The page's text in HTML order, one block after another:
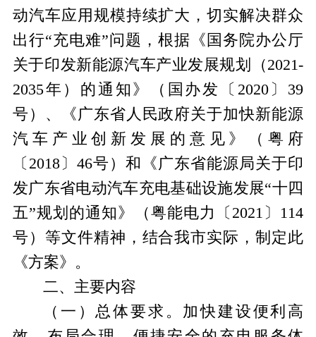
动汽车应用规模持续扩大，切实解决群众
出行“充电难”问题 ，根据《国务院办公厅
关于印发新能源汽车产业发展规划（2021-
2035年）的通知》（国办发〔2020〕39
号） 、
《广东省人民政府关于加快新能源
汽车产业创新发展的意见》（粤府
〔 2018〕46号）和《广东省能源局关于印
发广东省电动汽车充电基础设施发展“十四
五”规划的通知》（粤能电力〔2021〕114
号）等文件精神 ，结合我市实际，制定此
《方案》 。
二、 主要内容
（一）总体要求。 加快建设便利高